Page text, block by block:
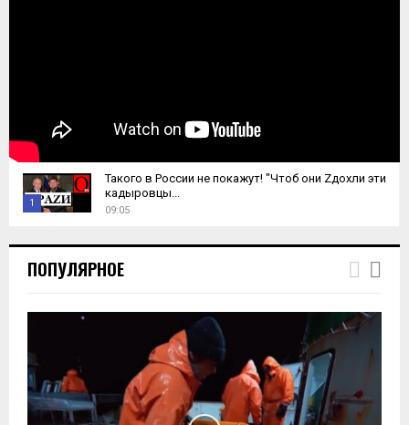
1
h
u
y
Такого в России не покажут! "Чтоб они Zдохли эти
кадыровцы...
09:05
ПОПУЛЯРНОЕ